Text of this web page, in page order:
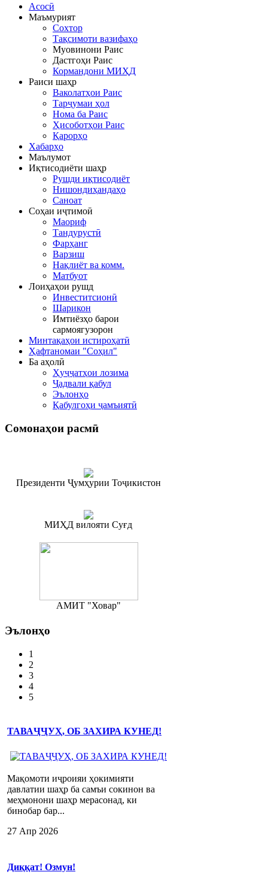
Асосӣ
Маъмурият
Сохтор
Тақсимоти вазифаҳо
Муовинони Раис
Дастгоҳи Раис
Кормандони МИҲД
Раиси шаҳр
Ваколатҳои Раис
Тарҷумаи ҳол
Нома ба Раис
Ҳисоботҳои Раис
Қарорҳо
Хабарҳо
Маълумот
Иқтисодиёти шаҳр
Рушди иқтисодиёт
Нишондиҳандаҳо
Саноат
Соҳаи иҷтимоӣ
Маориф
Тандурустӣ
Фарҳанг
Варзиш
Нақлиёт ва комм.
Матбуот
Лоиҳаҳои рушд
Инвеститсионӣ
Шарикон
Имтиёзҳо барои
сармоягузорон
Минтақаҳои истироҳатӣ
Ҳафтаномаи "Соҳил"
Ба аҳолӣ
Ҳуҷҷатҳои лозима
Ҷадвали қабул
Эълонҳо
Қабулгоҳи ҷамъиятӣ
Сомонаҳои расмӣ
Президенти Ҷумҳурии Тоҷикистон
МИҲД вилояти Суғд
АМИТ "Ховар"
Эълонҳо
1
2
3
4
5
ТАВАҶҶУҲ, ОБ ЗАХИРА КУНЕД!
Мақомоти иҷроияи ҳокимияти
давлатии шаҳр ба самъи сокинон ва
меҳмонони шаҳр мерасонад, ки
бинобар бар...
27 Апр 2026
Диққат! Озмун!